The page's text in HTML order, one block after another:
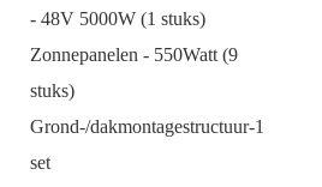
- 48V 5000W (1 stuks)
Zonnepanelen - 550Watt (9
stuks)
Grond-/dakmontagestructuur-1
set